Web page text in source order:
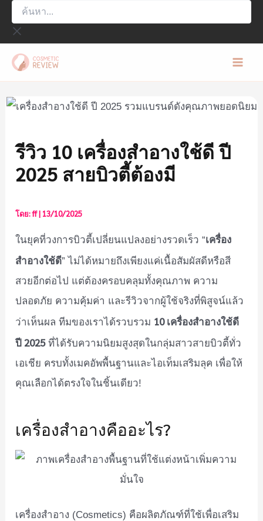
ค้นหา...
รีวิว 10 เครื่องสำอางใช้ดี ปี
2025 สายบิวตี้ต้องมี
โดย:ff| 13/10/2025
ในยุคที่วงการบิวตี้เปลี่ยนแปลงอย่างรวดเร็ว “เครื่อง
สำอางใช้ดี” ไม่ได้หมายถึงเพียงแค่เนื้อสัมผัสดีหรือสี
สวยอีกต่อไป แต่ต้องครอบคลุมทั้งคุณภาพ ความ
ปลอดภัย ความคุ้มค่า และรีวิวจากผู้ใช้จริงที่พิสูจน์แล้ว
ว่าเห็นผล ทีมของเราได้รวบรวม 10 เครื่องสำอางใช้ดี
ปี 2025ที่ได้รับความนิยมสูงสุดในกลุ่มสาวสายบิวตี้ทั่ว
เอเชีย ครบทั้งเมคอัพพื้นฐานและไอเท็มเสริมลุค เพื่อให้
คุณเลือกได้ตรงใจในชิ้นเดียว!
เครื่องสำอางคืออะไร?
เครื่องสำอาง (Cosmetics) คือผลิตภัณฑ์ที่ใช้เพื่อเสริม